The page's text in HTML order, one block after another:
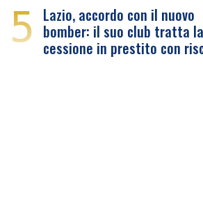
5 Lazio, accordo con il nuovo
bomber: il suo club tratta la
cessione in prestito con